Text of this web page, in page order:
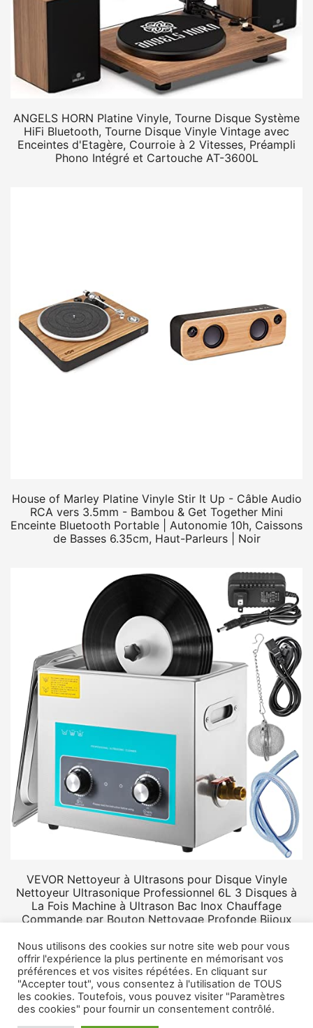
ANGELS HORN Platine Vinyle, Tourne Disque Système
HiFi Bluetooth, Tourne Disque Vinyle Vintage avec
Enceintes d'Etagère, Courroie à 2 Vitesses, Préampli
Phono Intégré et Cartouche AT-3600L
House of Marley Platine Vinyle Stir It Up - Câble Audio
RCA vers 3.5mm - Bambou & Get Together Mini
Enceinte Bluetooth Portable | Autonomie 10h, Caissons
de Basses 6.35cm, Haut-Parleurs | Noir
VEVOR Nettoyeur à Ultrasons pour Disque Vinyle
Nettoyeur Ultrasonique Professionnel 6L 3 Disques à
La Fois Machine à Ultrason Bac Inox Chauffage
Commande par Bouton Nettoyage Profonde Bijoux
© 2026 Rangement vinyle.Mentions légales
Nous utilisons des cookies sur notre site web pour vous
offrir l'expérience la plus pertinente en mémorisant vos
préférences et vos visites répétées. En cliquant sur
"Accepter tout", vous consentez à l'utilisation de TOUS
les cookies. Toutefois, vous pouvez visiter "Paramètres
des cookies" pour fournir un consentement contrôlé.